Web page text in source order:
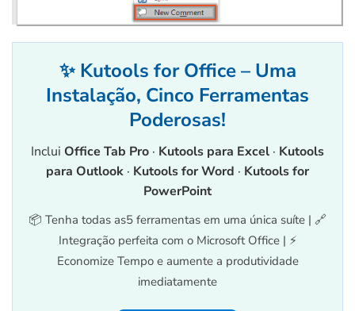
✨ Kutools for Office – Uma
Instalação, Cinco Ferramentas
Poderosas!
Inclui Office Tab Pro · Kutools para Excel · Kutools
para Outlook · Kutools for Word · Kutools for
PowerPoint
📦 Tenha todas as5 ferramentas em uma única suíte | 🔗
Integração perfeita com o Microsoft Office | ⚡
Economize Tempo e aumente a produtividade
imediatamente